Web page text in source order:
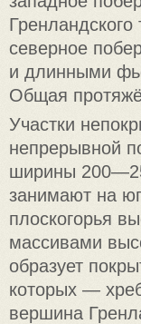
северное
и длинными
Общая
Участки
непрерывной
ширины
занимают на
плоскогорья
массивами
образует
которых —
вершина